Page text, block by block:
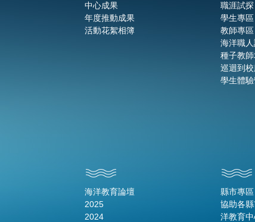
中心成果
年度推動成果
活動花絮相簿
職涯試探
學生專區
教師專區
海洋職
種子教
巡迴到
學生體
海洋教育論壇
2025
2024
縣市專區
協助各
洋教育